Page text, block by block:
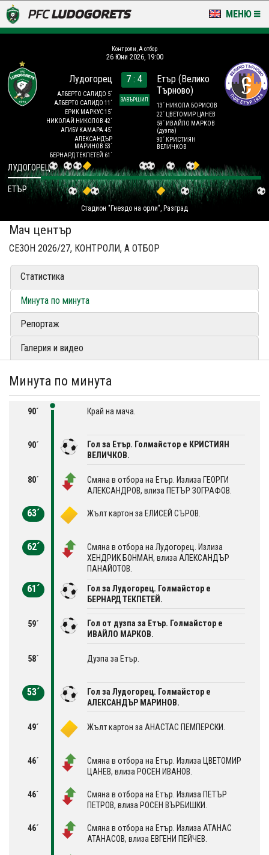
МЕНЮ
LUDOGORETS TV
НА ТЕРЕНА
СТАДИОН & БАЗИ
ЗА ФЕНОВЕ
Контроли, А отбор
26 Юни 2026, 19:00
Лудогорец
АЛБЕРТО САЛИДО 5´
АЛБЕРТО САЛИДО 11´
ЕРИК МАРКУС 15´
НИКОЛАЙ НИКОЛОВ 42´
АГИБУ КАМАРА 45´
АЛЕКСАНДЪР
МАРИНОВ 53´
БЕРНАРД ТЕКПЕТЕЙ 61´
7 : 4
ЗАВЪРШИЛ
Етър (Велико
Търново)
13´ НИКОЛА БОРИСОВ
22´ ЦВЕТОМИР ЦАНЕВ
59´ ИВАЙЛО МАРКОВ
(дузпа)
90´ КРИСТИЯН
ВЕЛИЧКОВ
Стадион "Гнездо на орли", Разград
ЛУДОГОРЕЦ
ЕТЪР
Мач център
СЕЗОН 2026/27, КОНТРОЛИ, А ОТБОР
Статистика
Минута по минута
Репортаж
Галерия и видео
Минута по минута
90´ Край на мача.
90´
Гол за Етър. Голмайстор е КРИСТИЯН
ВЕЛИЧКОВ.
80´
Смяна в отбора на Етър. Излиза ГЕОРГИ
АЛЕКСАНДРОВ, влиза ПЕТЪР ЗОГРАФОВ.
63´ Жълт картон за ЕЛИСЕЙ СЪРОВ.
62´
Смяна в отбора на Лудогорец. Излиза
ХЕНДРИК БОНМАН, влиза АЛЕКСАНДЪР
ПАНАЙОТОВ.
61´
Гол за Лудогорец. Голмайстор е
БЕРНАРД ТЕКПЕТЕЙ.
59´
Гол от дузпа за Етър. Голмайстор е
ИВАЙЛО МАРКОВ.
58´ Дузпа за Етър.
53´
Гол за Лудогорец. Голмайстор е
АЛЕКСАНДЪР МАРИНОВ.
49´ Жълт картон за АНАСТАС ПЕМПЕРСКИ.
46´
Смяна в отбора на Етър. Излиза ЦВЕТОМИР
ЦАНЕВ, влиза РОСЕН ИВАНОВ.
46´
Смяна в отбора на Етър. Излиза ПЕТЪР
ПЕТРОВ, влиза РОСЕН ВЪРБИШКИ.
46´
Смяна в отбора на Етър. Излиза АТАНАС
АТАНАСОВ, влиза ЕВГЕНИ ПЕЙЧЕВ.